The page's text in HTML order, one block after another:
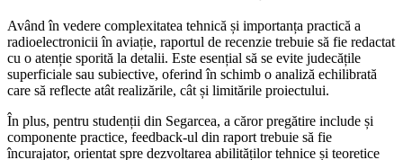
Având în vedere complexitatea tehnică și importanța practică a
radioelectronicii în aviație, raportul de recenzie trebuie să fie redactat
cu o atenție sporită la detalii. Este esențial să se evite judecățile
superficiale sau subiective, oferind în schimb o analiză echilibrată
care să reflecte atât realizările, cât și limitările proiectului.
În plus, pentru studenții din Segarcea, a căror pregătire include și
componente practice, feedback-ul din raport trebuie să fie
încurajator, orientat spre dezvoltarea abilităților tehnice și teoretice